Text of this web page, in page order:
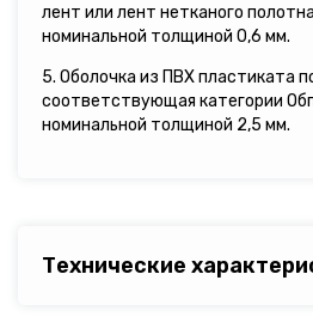
лент или лент нетканого
номинальной толщиной 0,6 мм.
5. Оболочка из ПВХ пластиката
соответствующая категории
номинальной толщиной 2,5 мм.
Технические